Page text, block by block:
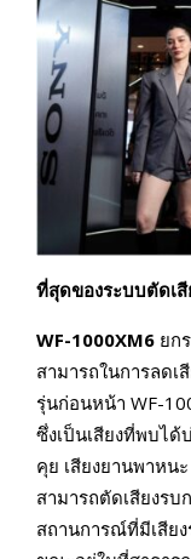
ที่สุดของระบบตัดเ
WF-1000XM6 ยก
สามารถในการลดเ
รุ่นก่อนหน้า WF-
ซึ่งเป็นเสียงที่พบได้
คุย เสียงยานพาหน
สามารถตัดเสียงร
สถานการณ์ที่มีเสียง